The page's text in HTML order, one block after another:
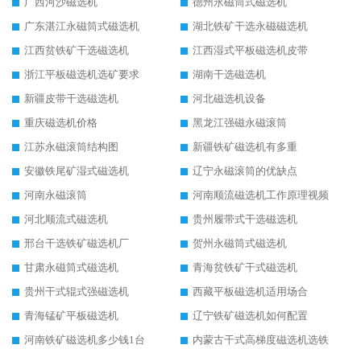
广东湛江永磁筒式磁选机
湖北铁矿干选永磁磁选机
江西贫铁矿干选磁选机
江西湿式平板磁选机皮带
浙江平板磁选机选矿要求
湖南干选磁选机
新疆皮带干选磁选机
河北磁选机设备
重庆磁选机价格
黑龙江强磁永磁滚筒
江苏永磁滚筒结构图
新疆铁矿磁选机有多重
安徽铁尾矿湿式磁选机
辽宁永磁滚筒的优缺点
河南永磁滚筒
河南顺流磁选机工作原理视频
河北顺流式磁选机
贵州履带式干选磁选机
邢台干选铁矿磁选机厂
贺州永磁筒式磁选机
甘肃永磁筒式磁选机
青海贫铁矿干式磁选机
贵州干式辊式强磁选机
西藏平板磁选机适用场合
青海锰矿平板磁选机
辽宁铁矿磁选机如何配置
河南铁矿磁选机多少钱1台
内蒙古干式高梯度磁选机选铁